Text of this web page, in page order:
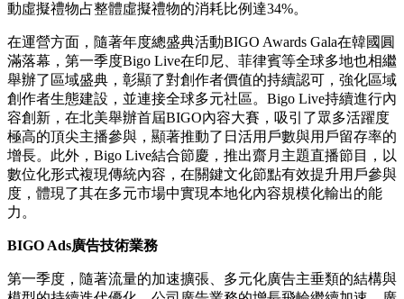
動虛擬禮物占整體虛擬禮物的消耗比例達34%。
在運營方面，隨著年度總盛典活動BIGO Awards Gala在韓國圓
滿落幕，第一季度Bigo Live在印尼、菲律賓等全球多地也相繼
舉辦了區域盛典，彰顯了對創作者價值的持續認可，強化區域
創作者生態建設，並連接全球多元社區。Bigo Live持續進行內
容創新，在北美舉辦首屆BIGO內容大賽，吸引了眾多活躍度
極高的頂尖主播參與，顯著推動了日活用戶數與用戶留存率的
增長。此外，Bigo Live結合節慶，推出齋月主題直播節目，以
數位化形式複現傳統內容，在關鍵文化節點有效提升用戶參與
度，體現了其在多元市場中實現本地化內容規模化輸出的能
力。
BIGO Ads廣告技術業務
第一季度，隨著流量的加速擴張、多元化廣告主垂類的結構與